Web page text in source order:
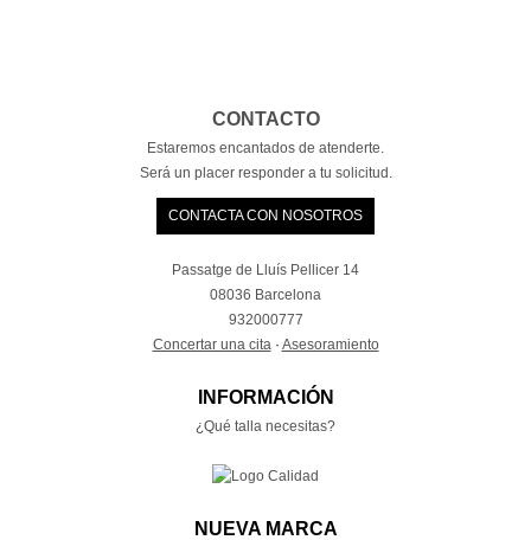
CONTACTO
Estaremos encantados de atenderte.
Será un placer responder a tu solicitud.
CONTACTA CON NOSOTROS
Passatge de Lluís Pellicer 14
08036 Barcelona
932000777
Concertar una cita· Asesoramiento
INFORMACIÓN
¿Qué talla necesitas?
NUEVA MARCA